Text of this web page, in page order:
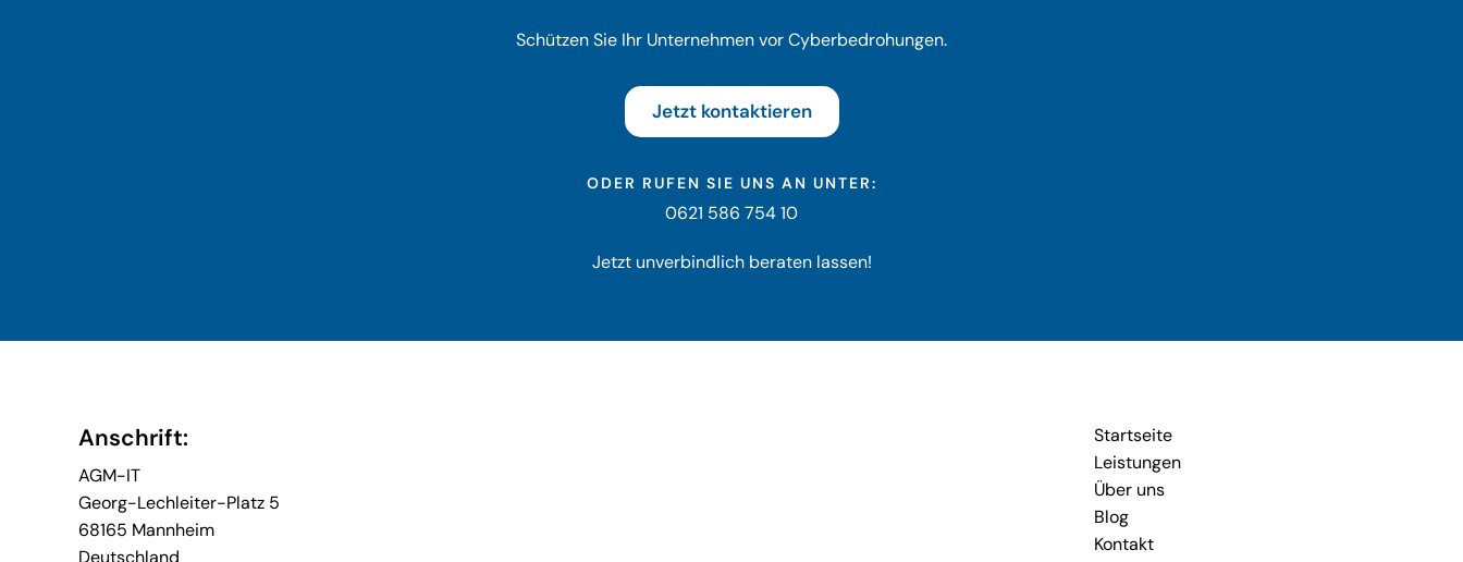
Schützen Sie Ihr Unternehmen vor Cyberbedrohungen.
Jetzt kontaktieren
ODER RUFEN SIE UNS AN UNTER:
0621 586 75410
Jetzt unverbindlich beraten lassen!
Anschrift:
AGM-IT
Georg-Lechleiter-Platz 5
68165 Mannheim
Startseite
Leistungen
Über uns
Blog
Kontakt